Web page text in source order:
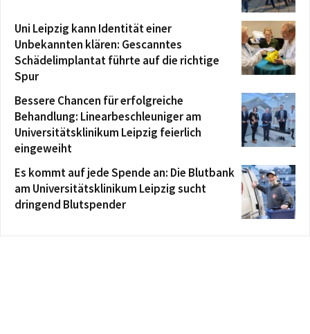
Uni Leipzig kann Identität einer
Unbekannten klären: Gescanntes
Schädelimplantat führte auf die richtige
Spur
Bessere Chancen für erfolgreiche
Behandlung: Linearbeschleuniger am
Universitätsklinikum Leipzig feierlich
eingeweiht
Es kommt auf jede Spende an: Die Blutbank
am Universitätsklinikum Leipzig sucht
dringend Blutspender